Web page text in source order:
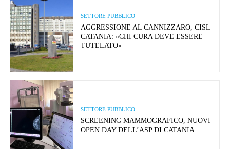
SETTORE PUBBLICO
AGGRESSIONE AL CANNIZZARO, CISL
CATANIA: «CHI CURA DEVE ESSERE
TUTELATO»
SETTORE PUBBLICO
SCREENING MAMMOGRAFICO, NUOVI
OPEN DAY DELL’ASP DI CATANIA